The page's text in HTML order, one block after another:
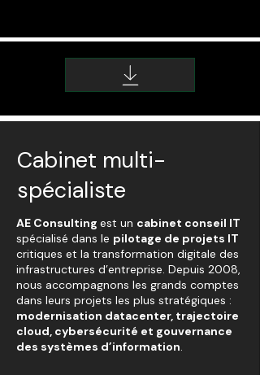
Cabinet multi-
spécialiste
AE Consulting est un cabinet conseil IT
spécialisé dans le pilotage de projets IT
critiques et la transformation digitale des
infrastructures d’entreprise. Depuis 2008,
nous accompagnons les grands comptes
dans leurs projets les plus stratégiques :
modernisation datacenter, trajectoire
cloud, cybersécurité et gouvernance
des systèmes d’information.